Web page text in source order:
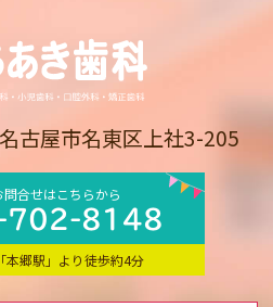
古屋市名東区上社3-205
問合せはこちらから
702-8148
本郷駅」より徒歩約4分